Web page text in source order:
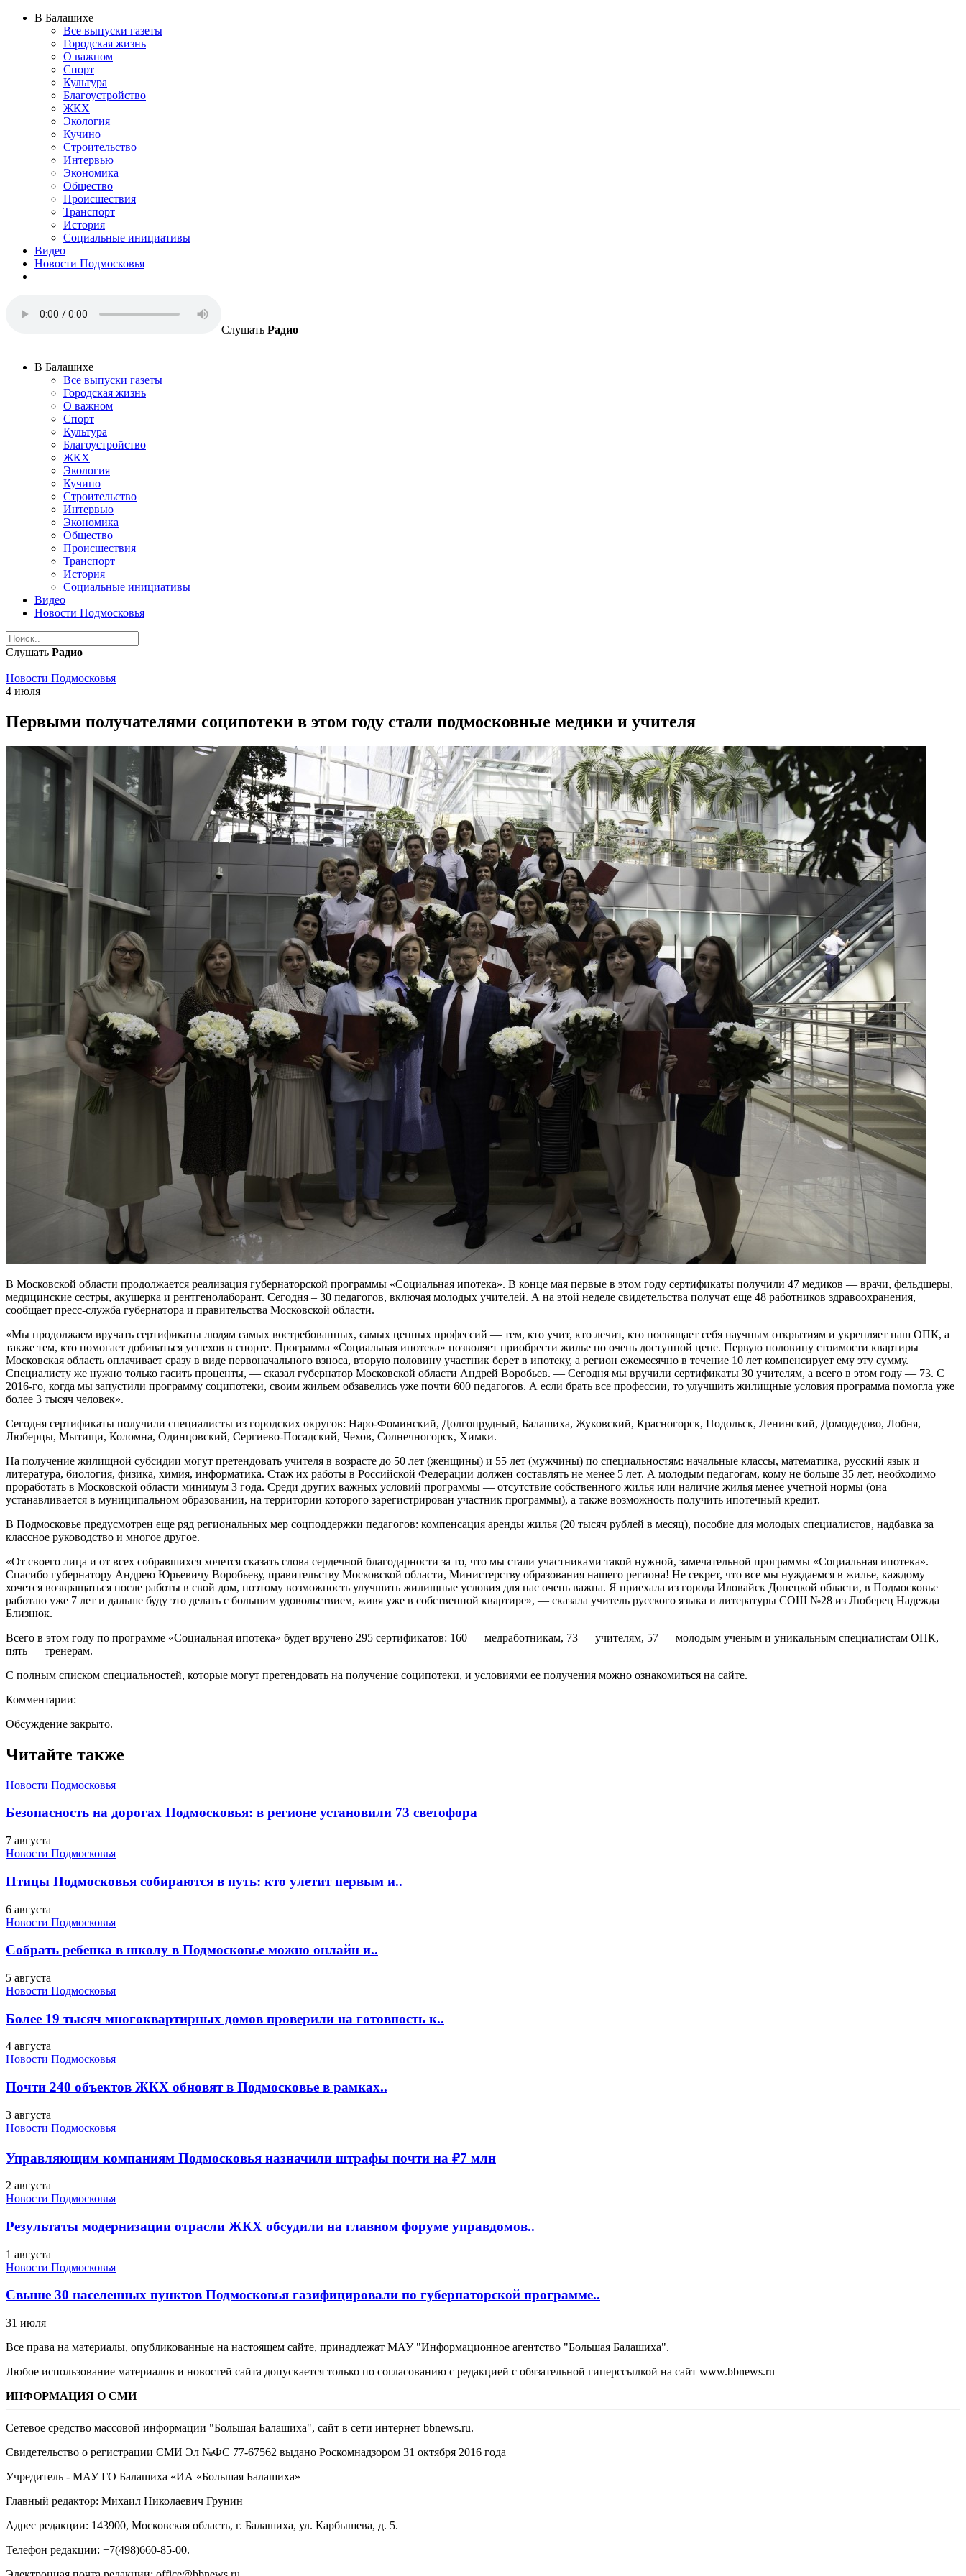
В Балашихе
Все выпуски газеты
Городская жизнь
О важном
Спорт
Культура
Благоустройство
ЖКХ
Экология
Кучино
Строительство
Интервью
Экономика
Общество
Происшествия
Транспорт
История
Социальные инициативы
Видео
Новости Подмосковья
Слушать Радио
В Балашихе
Все выпуски газеты
Городская жизнь
О важном
Спорт
Культура
Благоустройство
ЖКХ
Экология
Кучино
Строительство
Интервью
Экономика
Общество
Происшествия
Транспорт
История
Социальные инициативы
Видео
Новости Подмосковья
Слушать Радио
Новости Подмосковья
4 июля
Первыми получателями соципотеки в этом году стали подмосковные медики и учителя
В Московской области продолжается реализация губернаторской программы «Социальная ипотека». В конце мая первые в этом году сертификаты получили 47 медиков — врачи, фельдшеры,
медицинские сестры, акушерка и рентгенолаборант. Сегодня – 30 педагогов, включая молодых учителей. А на этой неделе свидетельства получат еще 48 работников здравоохранения,
сообщает пресс-служба губернатора и правительства Московской области.
«Мы продолжаем вручать сертификаты людям самых востребованных, самых ценных профессий — тем, кто учит, кто лечит, кто посвящает себя научным открытиям и укрепляет наш ОПК, а
также тем, кто помогает добиваться успехов в спорте. Программа «Социальная ипотека» позволяет приобрести жилье по очень доступной цене. Первую половину стоимости квартиры
Московская область оплачивает сразу в виде первоначального взноса, вторую половину участник берет в ипотеку, а регион ежемесячно в течение 10 лет компенсирует ему эту сумму.
Специалисту же нужно только гасить проценты, — сказал губернатор Московской области Андрей Воробьев. — Сегодня мы вручили сертификаты 30 учителям, а всего в этом году — 73. С
2016-го, когда мы запустили программу соципотеки, своим жильем обзавелись уже почти 600 педагогов. А если брать все профессии, то улучшить жилищные условия программа помогла уже
более 3 тысяч человек».
Сегодня сертификаты получили специалисты из городских округов: Наро-Фоминский, Долгопрудный, Балашиха, Жуковский, Красногорск, Подольск, Ленинский, Домодедово, Лобня,
Люберцы, Мытищи, Коломна, Одинцовский, Сергиево-Посадский, Чехов, Солнечногорск, Химки.
На получение жилищной субсидии могут претендовать учителя в возрасте до 50 лет (женщины) и 55 лет (мужчины) по специальностям: начальные классы, математика, русский язык и
литература, биология, физика, химия, информатика. Стаж их работы в Российской Федерации должен составлять не менее 5 лет. А молодым педагогам, кому не больше 35 лет, необходимо
проработать в Московской области минимум 3 года. Среди других важных условий программы — отсутствие собственного жилья или наличие жилья менее учетной нормы (она
устанавливается в муниципальном образовании, на территории которого зарегистрирован участник программы), а также возможность получить ипотечный кредит.
В Подмосковье предусмотрен еще ряд региональных мер соцподдержки педагогов: компенсация аренды жилья (20 тысяч рублей в месяц), пособие для молодых специалистов, надбавка за
классное руководство и многое другое.
«От своего лица и от всех собравшихся хочется сказать слова сердечной благодарности за то, что мы стали участниками такой нужной, замечательной программы «Социальная ипотека».
Спасибо губернатору Андрею Юрьевичу Воробьеву, правительству Московской области, Министерству образования нашего региона! Не секрет, что все мы нуждаемся в жилье, каждому
хочется возвращаться после работы в свой дом, поэтому возможность улучшить жилищные условия для нас очень важна. Я приехала из города Иловайск Донецкой области, в Подмосковье
работаю уже 7 лет и дальше буду это делать с большим удовольствием, живя уже в собственной квартире», — сказала учитель русского языка и литературы СОШ №28 из Люберец Надежда
Близнюк.
Всего в этом году по программе «Социальная ипотека» будет вручено 295 сертификатов: 160 — медработникам, 73 — учителям, 57 — молодым ученым и уникальным специалистам ОПК,
пять — тренерам.
С полным списком специальностей, которые могут претендовать на получение соципотеки, и условиями ее получения можно ознакомиться на сайте.
Комментарии:
Обсуждение закрыто.
Читайте также
Новости Подмосковья
Безопасность на дорогах Подмосковья: в регионе установили 73 светофора
7 августа
Новости Подмосковья
Птицы Подмосковья собираются в путь: кто улетит первым и..
6 августа
Новости Подмосковья
Собрать ребенка в школу в Подмосковье можно онлайн и..
5 августа
Новости Подмосковья
Более 19 тысяч многоквартирных домов проверили на готовность к..
4 августа
Новости Подмосковья
Почти 240 объектов ЖКХ обновят в Подмосковье в рамках..
3 августа
Новости Подмосковья
Управляющим компаниям Подмосковья назначили штрафы почти на ₽7 млн
2 августа
Новости Подмосковья
Результаты модернизации отрасли ЖКХ обсудили на главном форуме управдомов..
1 августа
Новости Подмосковья
Свыше 30 населенных пунктов Подмосковья газифицировали по губернаторской программе..
31 июля
Все права на материалы, опубликованные на настоящем сайте, принадлежат МАУ "Информационное агентство "Большая Балашиха".
Любое использование материалов и новостей сайта допускается только по согласованию с редакцией с обязательной гиперссылкой на сайт www.bbnews.ru
ИНФОРМАЦИЯ О СМИ
Сетевое средство массовой информации "Большая Балашиха", сайт в сети интернет bbnews.ru.
Свидетельство о регистрации СМИ Эл №ФС ‎77-67562 выдано Роскомнадзором 31 октября 2016 года
Учредитель - МАУ ГО Балашиха «ИА «Большая Балашиха»
Главный редактор: Михаил Николаевич Грунин
Адрес редакции: 143900, Московская область, г. Балашиха, ул. Карбышева, д. 5.
Телефон редакции: +7(498)660-85-00.